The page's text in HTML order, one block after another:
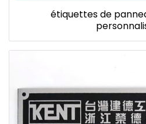
étiquettes de